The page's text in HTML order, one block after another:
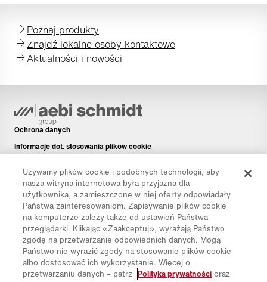
Poznaj produkty
Znajdź lokalne osoby kontaktowe
Aktualności i nowości
Ochrona danych
Informacje dot. stosowania plików cookie
Disclaimer
Newsletter
Części zamienne
Pliki do pobrania
Kalkulator CO₂
Kalkulator TCO
Dystrybutorzy i placówki
Używamy plików cookie i podobnych technologii, aby
nasza witryna internetowa była przyjazna dla
użytkownika, a zamieszczone w niej oferty odpowiadały
Państwa zainteresowaniom. Zapisywanie plików cookie
na komputerze zależy także od ustawień Państwa
przeglądarki. Klikając «Zaakceptuj», wyrażają Państwo
zgodę na przetwarzanie odpowiednich danych. Mogą
Państwo nie wyrazić zgody na stosowanie plików cookie
albo dostosować ich wykorzystanie. Więcej o
przetwarzaniu danych – patrz Polityka prywatności oraz